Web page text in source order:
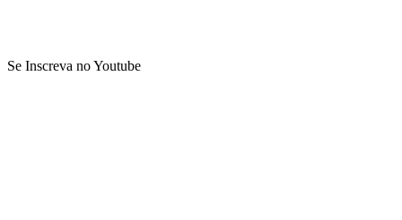
Se Inscreva no Youtube